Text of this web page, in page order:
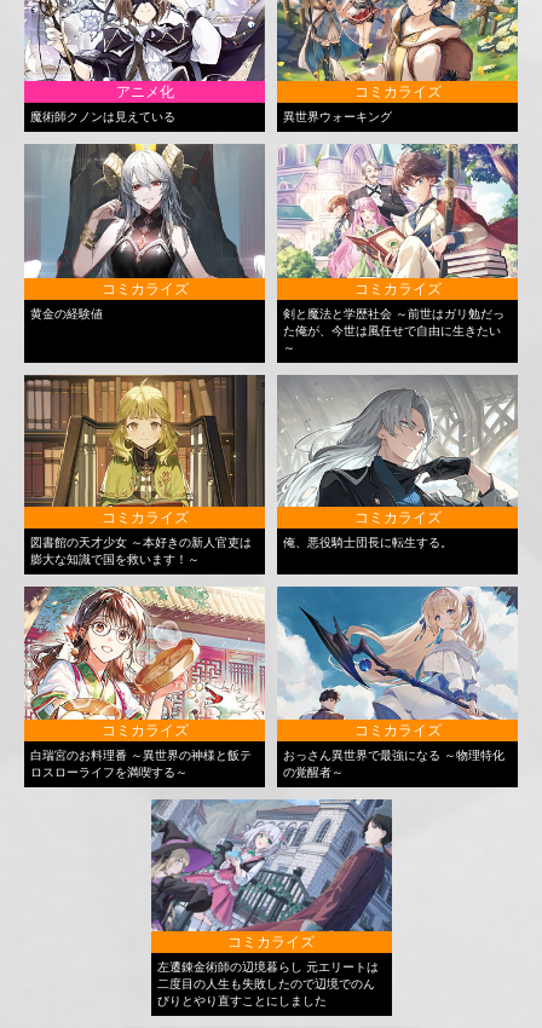
アニメ化
魔術師クノンは見えている
コミカライズ
異世界ウォーキング
コミカライズ
黄金の経験値
コミカライズ
剣と魔法と学歴社会 ～前世はガリ勉だっ
た俺が、今世は風任せで自由に生きたい
～
コミカライズ
図書館の天才少女 ～本好きの新人官吏は
膨大な知識で国を救います！～
コミカライズ
俺、悪役騎士団長に転生する。
コミカライズ
白瑞宮のお料理番 ～異世界の神様と飯テ
ロスローライフを満喫する～
コミカライズ
おっさん異世界で最強になる ～物理特化
の覚醒者～
コミカライズ
左遷錬金術師の辺境暮らし 元エリートは
二度目の人生も失敗したので辺境でのん
びりとやり直すことにしました